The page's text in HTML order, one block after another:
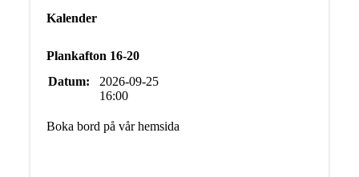
Kalender
Plankafton 16-20
Datum:
2026-09-25
16:00
Boka bord på vår hemsida